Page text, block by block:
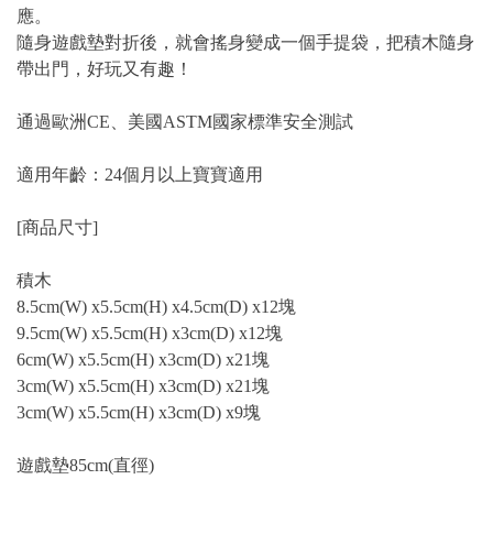
應。
隨身遊戲墊對折後，就會搖身變成一個手提袋，把積木隨身
帶出門，好玩又有趣！
通過歐洲CE、美國ASTM國家標準安全測試
適用年齡：24個月以上寶寶適用
[商品尺寸]
積木
8.5cm(W) x5.5cm(H) x4.5cm(D) x12塊
9.5cm(W) x5.5cm(H) x3cm(D) x12塊
6cm(W) x5.5cm(H) x3cm(D) x21塊
3cm(W) x5.5cm(H) x3cm(D) x21塊
3cm(W) x5.5cm(H) x3cm(D) x9塊
遊戲墊85cm(直徑)